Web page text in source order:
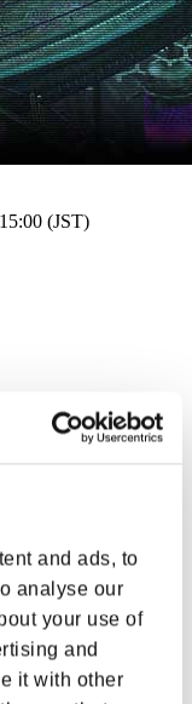
and ads, to
analyse our
your use of
and
it with other
(JST)